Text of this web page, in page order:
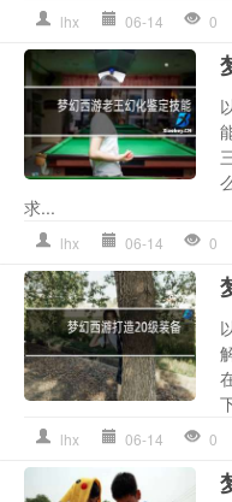
lhx 06-14 0
求...
lhx 06-14 0
lhx 06-14 0